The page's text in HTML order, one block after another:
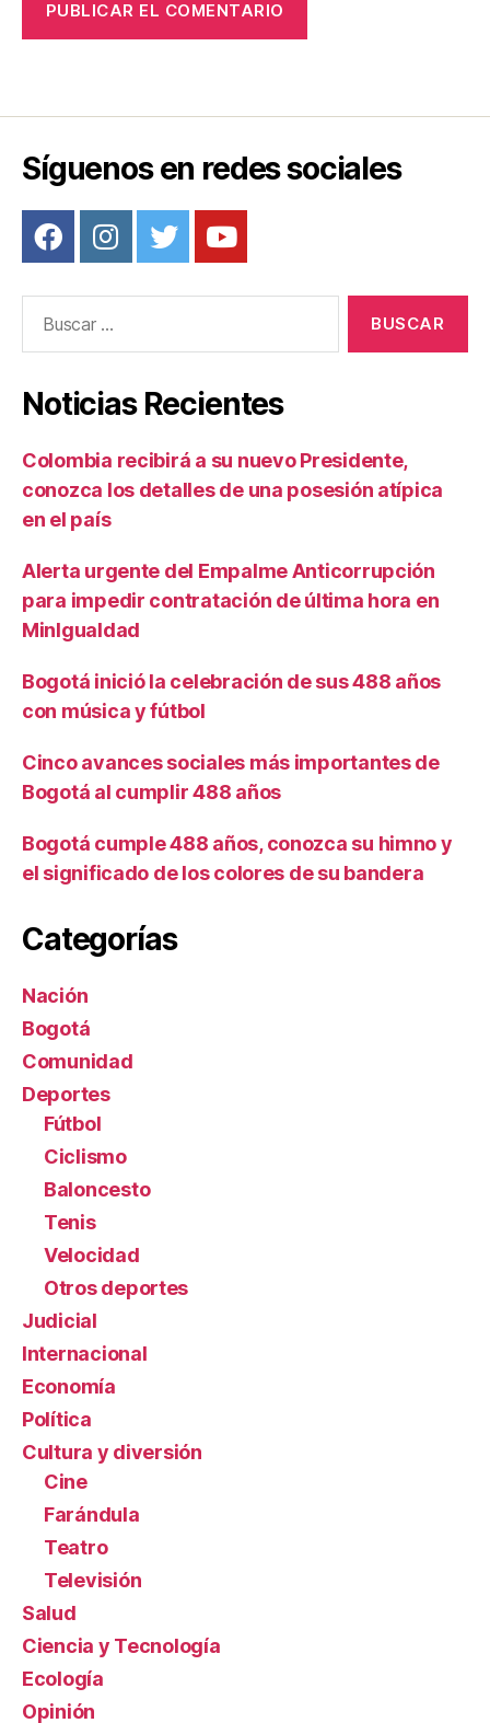
Síguenos en redes sociales
Noticias Recientes
Colombia recibirá a su nuevo Presidente,
conozca los detalles de una posesión atípica
en el país
Alerta urgente del Empalme Anticorrupción
para impedir contratación de última hora en
MinIgualdad
Bogotá inició la celebración de sus 488 años
con música y fútbol
Cinco avances sociales más importantes de
Bogotá al cumplir 488 años
Bogotá cumple 488 años, conozca su himno y
el significado de los colores de su bandera
Categorías
Nación
Bogotá
Comunidad
Deportes
Fútbol
Ciclismo
Baloncesto
Tenis
Velocidad
Otros deportes
Judicial
Internacional
Economía
Política
Cultura y diversión
Cine
Farándula
Teatro
Televisión
Salud
Ciencia y Tecnología
Ecología
Opinión